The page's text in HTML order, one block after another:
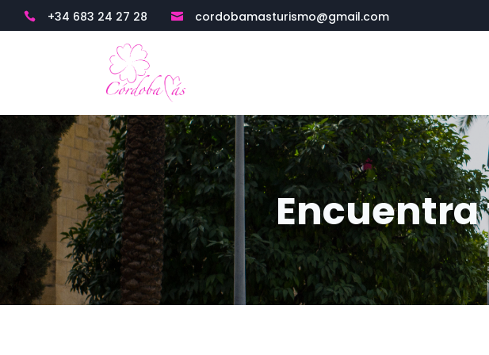
 +34 683 24 27 28  cordobamasturismo@gmail.com